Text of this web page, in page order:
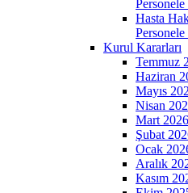
Hasta
Kurul Kararları
Temmuz
Haziran
Mayıs
Nisan
Mart
Şubat
Ocak
Aralık
Kasım